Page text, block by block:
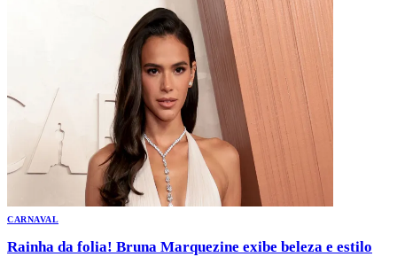
CARNAVAL
Rainha da folia! Bruna Marquezine exibe beleza e estilo